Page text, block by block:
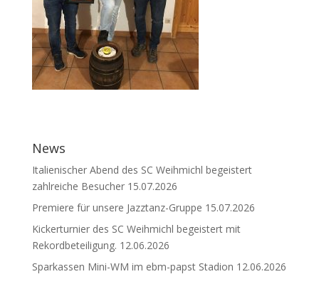
News
Italienischer Abend des SC Weihmichl begeistert
zahlreiche Besucher 15.07.2026
Premiere für unsere Jazztanz-Gruppe 15.07.2026
Kickerturnier des SC Weihmichl begeistert mit
Rekordbeteiligung. 12.06.2026
Sparkassen Mini-WM im ebm-papst Stadion 12.06.2026